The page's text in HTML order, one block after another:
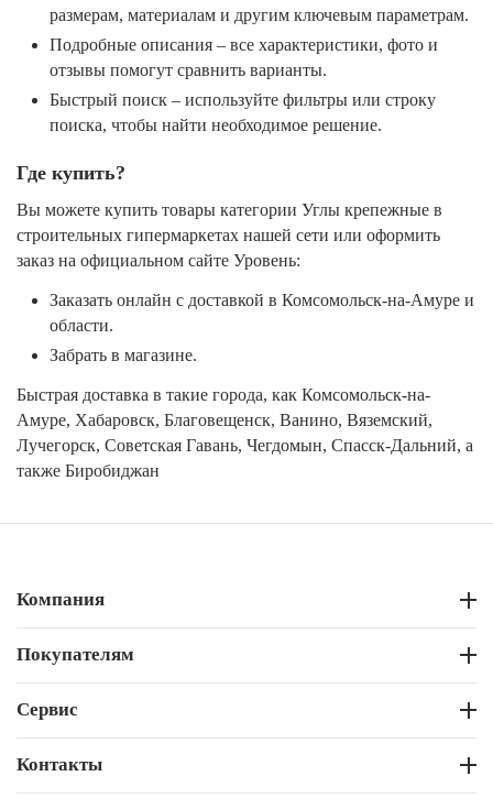
размерам, материалам и другим ключевым параметрам.
Подробные описания – все характеристики, фото и
отзывы помогут сравнить варианты.
Быстрый поиск – используйте фильтры или строку
поиска, чтобы найти необходимое решение.
Где купить?
Вы можете купить товары категории Углы крепежные в
строительных гипермаркетах нашей сети или оформить
заказ на официальном сайте Уровень:
Заказать онлайн с доставкой в Комсомольск-на-Амуре и
области.
Забрать в магазине.
Быстрая доставка в такие города, как Комсомольск-на-
Амуре, Хабаровск, Благовещенск, Ванино, Вяземский,
Лучегорск, Советская Гавань, Чегдомын, Спасск-Дальний, а
также Биробиджан
Компания
Покупателям
Сервис
Контакты